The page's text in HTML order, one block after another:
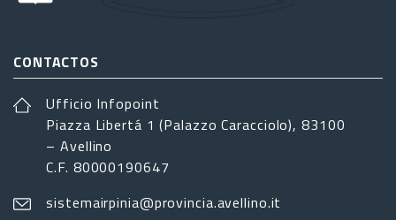
CONTACTOS
Ufficio Infopoint
Piazza Libertá 1 (Palazzo Caracciolo), 83100
– Avellino
C.F. 80000190647
sistemairpinia@provincia.avellino.it